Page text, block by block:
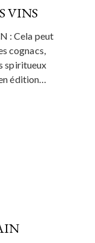
VINS
: Cela peut
cognacs,
spiritueux
édition…